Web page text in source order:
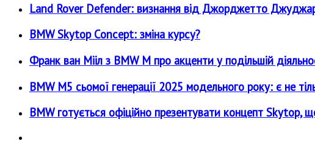
Land Rover Defender: визнання від Джорджетто
BMW Skytop Concept: зміна курсу?
Франк ван Мііл з BMW M про акценти у подільшій
BMW M5 сьомої генерації 2025 модельного року: є не
BMW готується офіційно презентувати концепт Skytop,